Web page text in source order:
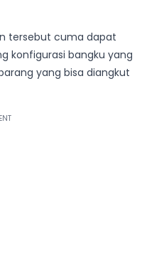
tersebut cuma dapat
konfigurasi bangku yang
yang bisa diangkut